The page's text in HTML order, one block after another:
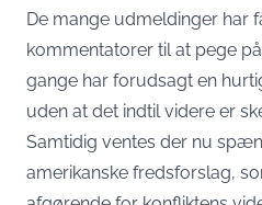
De mange udmeldinger har
kommentatorer til at pege
gange har forudsagt en
uden at det indtil videre er
Samtidig ventes der nu
amerikanske fredsforslag,